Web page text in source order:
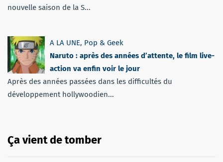
nouvelle saison de la S...
A LA UNE, Pop & Geek
Naruto : après des années d’attente, le film live-
action va enfin voir le jour
Après des années passées dans les difficultés du
développement hollywoodien...
Ça vient de tomber